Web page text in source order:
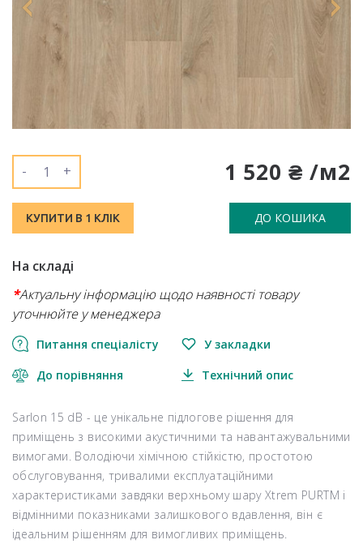
1 520 ₴ /м2
- +
КУПИТИ В 1 КЛІК ДО КОШИКА
На складі
*Актуальну інформацію щодо наявності товару
уточнюйте у менеджера
Питання спеціалісту У закладки
До порівняння Технічний опис
Sarlon 15 dB - це унікальне підлогове рішення для
приміщень з високими акустичними та навантажувальними
вимогами. Володіючи хімічною стійкістю, простотою
обслуговування, тривалими експлуатаційними
характеристиками завдяки верхньому шару Xtrem PURTM і
відмінними показниками залишкового вдавлення, він є
ідеальним рішенням для вимогливих приміщень.